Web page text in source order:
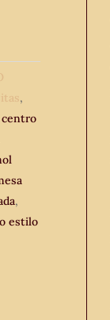
,
centro
,
estilo